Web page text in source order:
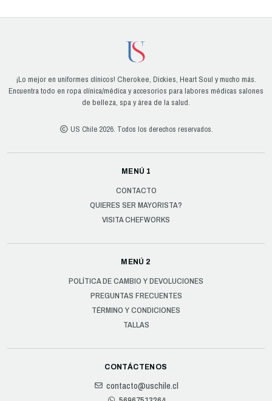
¡Lo mejor en uniformes clínicos! Cherokee, Dickies, Heart Soul y mucho más.
Encuentra todo en ropa clínica/médica y accesorios para labores médicas salones
de belleza, spa y área de la salud.
US Chile 2026. Todos los derechos reservados.
MENÚ 1
CONTACTO
QUIERES SER MAYORISTA?
VISITA CHEFWORKS
MENÚ 2
POLÍTICA DE CAMBIO Y DEVOLUCIONES
PREGUNTAS FRECUENTES
TÉRMINO Y CONDICIONES
TALLAS
CONTÁCTENOS
contacto@uschile.cl